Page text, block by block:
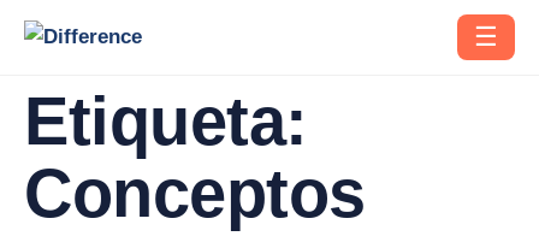
☰
Etiqueta:
Conceptos